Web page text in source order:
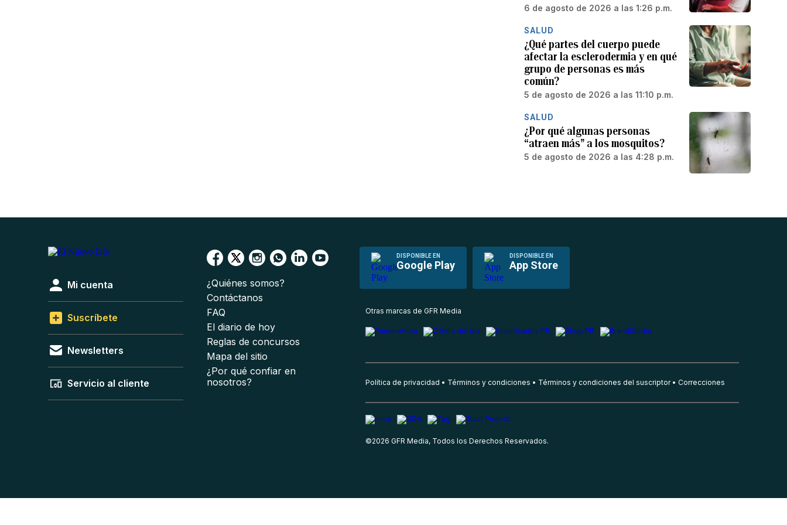
6 de agosto de 2026 a las 1:26 p.m.
SALUD
¿Qué partes del cuerpo puede
afectar la esclerodermia y en qué
grupo de personas es más
común?
5 de agosto de 2026 a las 11:10 p.m.
SALUD
¿Por qué algunas personas
“atraen más” a los mosquitos?
5 de agosto de 2026 a las 4:28 p.m.
DISPONIBLE EN
Google Play
DISPONIBLE EN
App Store
Mi cuenta
Suscríbete
Newsletters
Servicio al cliente
¿Quiénes somos?
Contáctanos
FAQ
El diario de hoy
Reglas de concursos
Mapa del sitio
¿Por qué confiar en
nosotros?
Otras marcas de GFR Media
Política de privacidad Términos y condiciones Términos y condiciones del suscriptor Correcciones
©2026 GFR Media, Todos los Derechos Reservados.